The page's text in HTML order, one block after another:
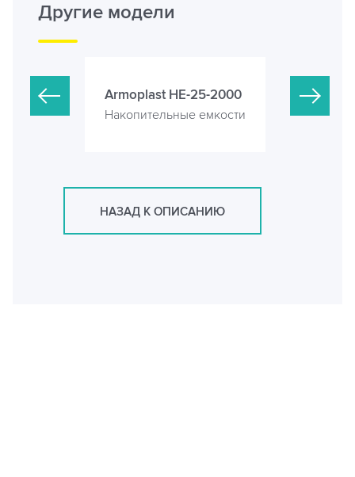
Другие модели
(кубов)
емкости
Armoplast HE-25-2000
Накопительные емкости
НАЗАД К ОПИСАНИЮ